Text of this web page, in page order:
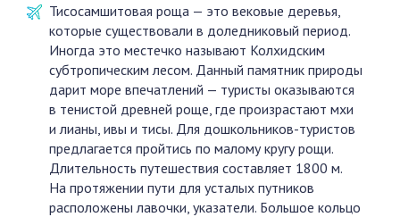
Тисосамшитовая роща — это вековые деревья,
которые существовали в доледниковый период.
Иногда это местечко называют Колхидским
субтропическим лесом. Данный памятник природы
дарит море впечатлений — туристы оказываются
в тенистой древней роще, где произрастают мхи
и лианы, ивы и тисы. Для дошкольников-туристов
предлагается пройтись по малому кругу рощи.
Длительность путешествия составляет 1800 м.
На протяжении пути для усталых путников
расположены лавочки, указатели. Большое кольцо